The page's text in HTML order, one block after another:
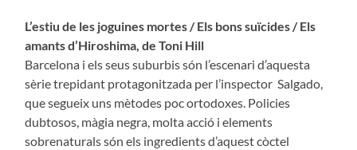
L’estiu de les joguines mortes / Els bons suïcides / Els
amants d’Hiroshima, de Toni Hill
Barcelona i els seus suburbis són l’escenari d’aquesta
sèrie trepidant protagonitzada per l’inspector Salgado,
que segueix uns mètodes poc ortodoxes. Policies
dubtosos, màgia negra, molta acció i elements
sobrenaturals són els ingredients d’aquest còctel